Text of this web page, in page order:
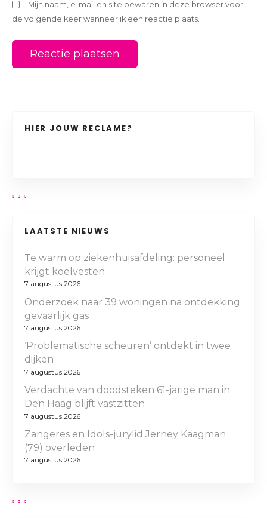
Mijn naam, e-mail en site bewaren in deze browser voor
de volgende keer wanneer ik een reactie plaats.
HIER JOUW RECLAME?
LAATSTE NIEUWS
Te warm op ziekenhuisafdeling: personeel
krijgt koelvesten
7 augustus 2026
Onderzoek naar 39 woningen na ontdekking
gevaarlijk gas
7 augustus 2026
‘Problematische scheuren’ ontdekt in twee
dijken
7 augustus 2026
Verdachte van doodsteken 61-jarige man in
Den Haag blijft vastzitten
7 augustus 2026
Zangeres en Idols-jurylid Jerney Kaagman
(79) overleden
7 augustus 2026